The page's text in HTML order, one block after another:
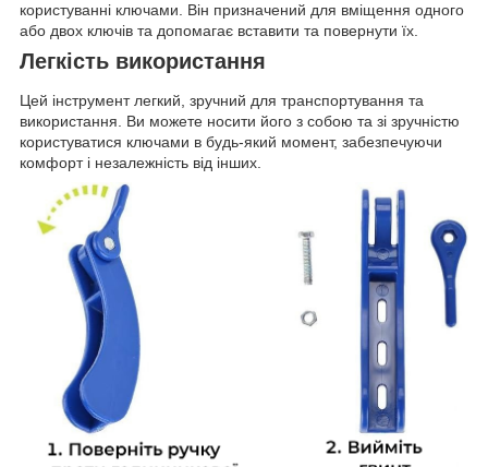
користуванні ключами. Він призначений для вміщення одного
або двох ключів та допомагає вставити та повернути їх.
Легкість використання
Цей інструмент легкий, зручний для транспортування та
використання. Ви можете носити його з собою та зі зручністю
користуватися ключами в будь-який момент, забезпечуючи
комфорт і незалежність від інших.